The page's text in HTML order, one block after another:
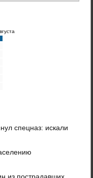
спецназ: искали